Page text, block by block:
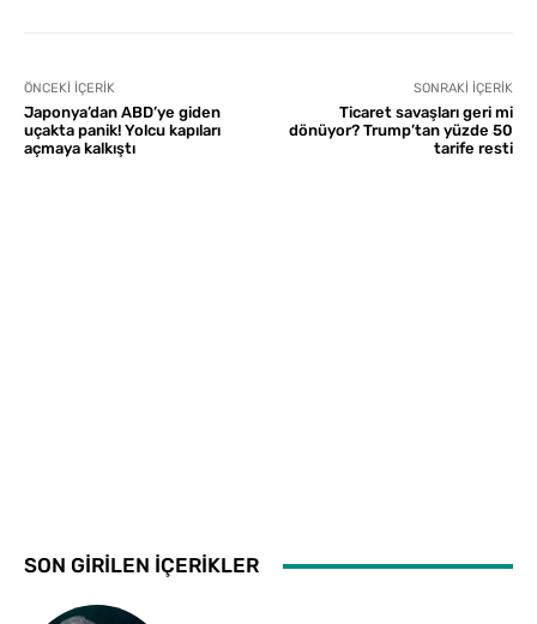
ÖNCEKI İÇERIK
Japonya’dan ABD’ye giden
uçakta panik! Yolcu kapıları
açmaya kalkıştı
SONRAKI İÇERIK
Ticaret savaşları geri mi
dönüyor? Trump’tan yüzde 50
tarife resti
SON GİRİLEN İÇERİKLER